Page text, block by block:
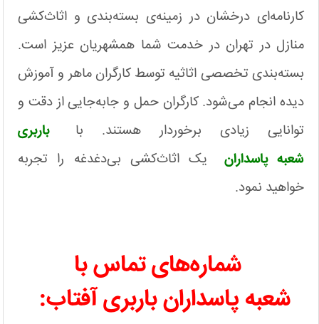
کارنامه‌ای درخشان در زمینه‌ی بسته‌بندی و اثاث‌کشی
منازل در تهران در خدمت شما همشهریان عزیز است.
بسته‌بندی تخصصی اثاثیه توسط کارگران ماهر و آموزش
دیده انجام می‌شود. کارگران حمل و جابه‌جایی از دقت و
توانایی زیادی برخوردار هستند. با
باربری
شعبه پاسداران یک اثاث‌کشی بی‌دغدغه را تجربه
خواهید نمود.
شماره‌‌های تماس با
شعبه پاسداران باربری آفتاب: